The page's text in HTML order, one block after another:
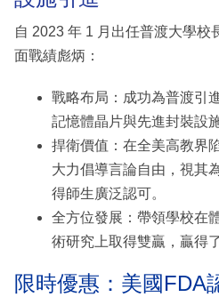
自 2023 年 1 月出任普渡大學校
面戰績彪炳：
戰略布局：成功為普渡引
記憶體晶片與先進封裝設施
捍衛價值：在全美高教界
大力倡導言論自由，視其
得師生廣泛認可。
全方位發展：帶領學校在
術研究上取得雙贏，贏得
限時優惠：美國FDA